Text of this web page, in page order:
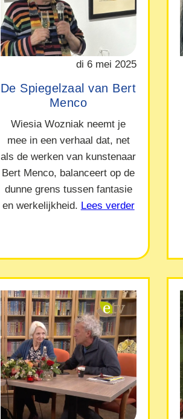
di 6 mei 2025
De Spiegelzaal van Bert
Menco
Wiesia Wozniak neemt je
mee in een verhaal dat, net
als de werken van kunstenaar
Bert Menco, balanceert op de
dunne grens tussen fantasie
en werkelijkheid. Lees verder